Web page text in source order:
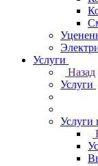
Услуги
Назад
Услуги
Услуги